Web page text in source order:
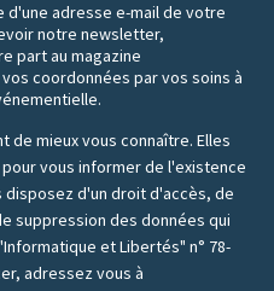
adresse e-mail de votre
notre newsletter,
part au magazine
coordonnées par vos soins à
de mieux vous connaître. Elles
vous informer de l'existence
d'un droit d'accès, de
suppression des données qui
et Libertés" n° 78-
adressez vous à